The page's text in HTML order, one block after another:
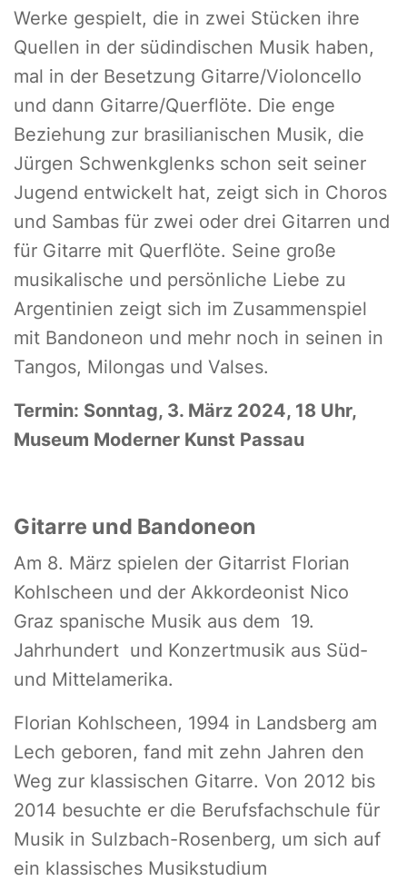
Werke gespielt, die in zwei Stücken ihre
Quellen in der südindischen Musik haben,
mal in der Besetzung Gitarre/Violoncello
und dann Gitarre/Querflöte. Die enge
Beziehung zur brasilianischen Musik, die
Jürgen Schwenkglenks schon seit seiner
Jugend entwickelt hat, zeigt sich in Choros
und Sambas für zwei oder drei Gitarren und
für Gitarre mit Querflöte. Seine große
musikalische und persönliche Liebe zu
Argentinien zeigt sich im Zusammenspiel
mit Bandoneon und mehr noch in seinen in
Tangos, Milongas und Valses.
Termin: Sonntag, 3. März 2024, 18 Uhr,
Museum Moderner Kunst Passau
Gitarre und Bandoneon
Am 8. März spielen der Gitarrist Florian
Kohlscheen und der Akkordeonist Nico
Graz spanische Musik aus dem 19.
Jahrhundert und Konzertmusik aus Süd-
und Mittelamerika.
Florian Kohlscheen, 1994 in Landsberg am
Lech geboren, fand mit zehn Jahren den
Weg zur klassischen Gitarre. Von 2012 bis
2014 besuchte er die Berufsfachschule für
Musik in Sulzbach-Rosenberg, um sich auf
ein klassisches Musikstudium